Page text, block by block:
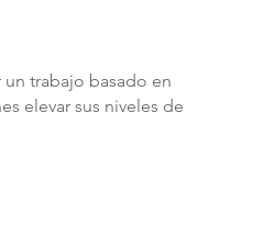
un trabajo basado en
elevar sus niveles de